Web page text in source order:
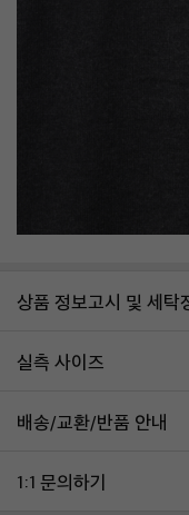
상품 정보고시 및 세탁
실측 사이즈
배송/교환/반품 안내
1:1 문의하기